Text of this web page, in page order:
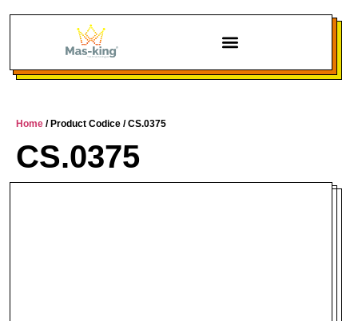
Home / Product Codice / CS.0375
CS.0375